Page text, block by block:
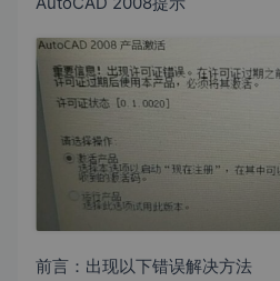
前言：出现以下错误解决方法